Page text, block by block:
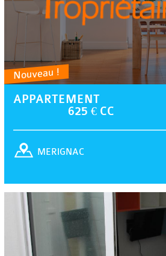
Nouveau !
APPARTEMENT
625 € CC
MERIGNAC